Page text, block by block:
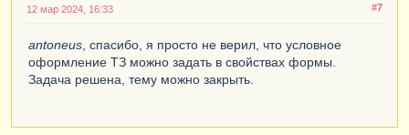
#7
12 мар 2024, 16:33
antoneus , спасибо, я просто не верил, что условное
оформление ТЗ можно задать в свойствах формы.
Задача решена, тему можно закрыть.